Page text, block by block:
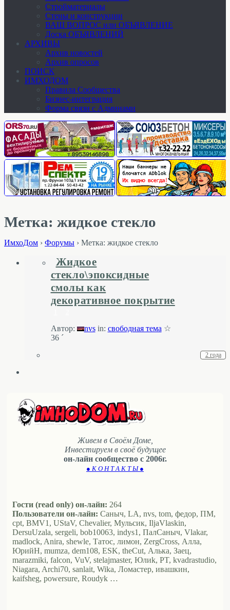
Стройматериалы
Стены и конструкции
ВАШ ВОПРОС или ОБЪЯВЛЕНИЕ
Доска ОБЪЯВЛЕНИЙ
АРХИВЫ
Архив новостей
Архив опросов
ПОИСК
ИМХОДОМ
Правила Сообщества
Бизнес-интеграция
Форма связи с Админами
Метка: жидкое стекло
ИмхоДом › Форумы › Метка: жидкое стекло
Жидкое
стекло\эпоксидные
смолы как
декоративное покрытие
Автор: nvs in: свободная тема ☆
36 ´
2 года
Живем в Своём Доме,
Инвестируем в своё будущее
он-лайн сообщество с 2006г.
● К О Н Т А К Т Ы ●
Гости (read only) он-лайн: 264
Пользователи он-лайн: Саныч, LA, nvs, tom, федор, ПМ,
cpt, BMV1, UStaV, Chevalier, Мульсик, IljaVlaskin,
DersuUzala, sergeli, bob10063, indys1, ПалСаныч, Vlakar,
madlock, Anira, shewle, Татос, лимон, ZergCross, Алла,
ЮрийН, mumza, dem108, ESK, theCut, Алька, Заец,
marazmiki, falcon, VuV, stelajmaster, Юлиk, PT, kvadrastudio,
Niagara, Archi70, sanlait, Wika, Ломастер, ивашкин,
kaifsheg, powersure, Roudyk …